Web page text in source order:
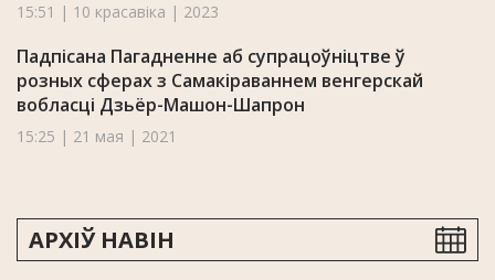
15:51 | 10 красавіка | 2023
Падпісана Пагадненне аб супрацоўніцтве ў
розных сферах з Самакіраваннем венгерскай
вобласці Дзьёр-Машон-Шапрон
15:25 | 21 мая | 2021
АРХІЎ НАВІН